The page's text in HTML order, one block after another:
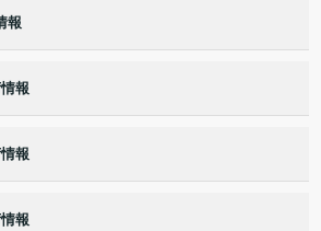
報
報
報
報